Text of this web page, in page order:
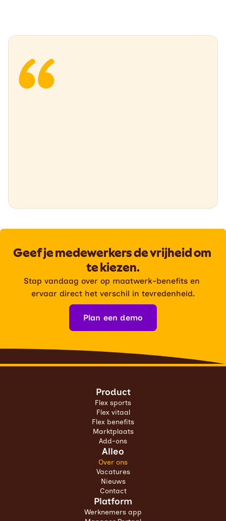
Geef je medewerkers de vrijheid om
te kiezen.
Stap vandaag over op maatwerk-benefits en
ervaar direct het verschil in tevredenheid.
Plan een demo
Product
Flex sports
Flex vitaal
Flex benefits
Marktplaats
Add-ons
Platform
Werknemers app
Alleo
Over ons
Vacatures
Nieuws
Contact